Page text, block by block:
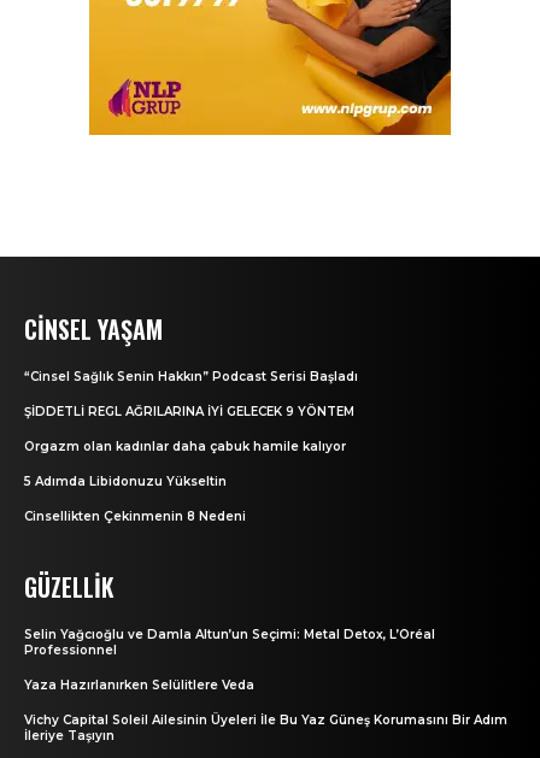
CINSEL YAŞAM
“Cinsel Sağlık Senin Hakkın” Podcast Serisi Başladı
ŞİDDETLİ REGL AĞRILARINA İYİ GELECEK 9 YÖNTEM
Orgazm olan kadınlar daha çabuk hamile kalıyor
5 Adımda Libidonuzu Yükseltin
Cinsellikten Çekinmenin 8 Nedeni
GÜZELLIK
Selin Yağcıoğlu ve Damla Altun’un Seçimi: Metal Detox, L’Oréal
Professionnel
Yaza Hazırlanırken Selülitlere Veda
Vichy Capital Soleil Ailesinin Üyeleri İle Bu Yaz Güneş Korumasını Bir Adım
İleriye Taşıyın